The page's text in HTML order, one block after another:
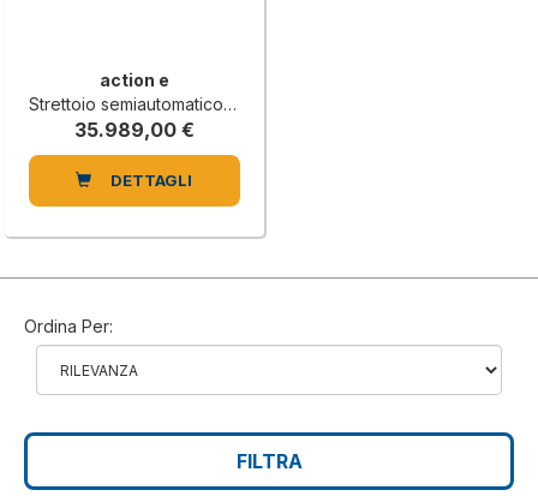
action e
Strettoio semiautomatico per mobili
35.989,00 €
DETTAGLI
Ordina Per:
FILTRA